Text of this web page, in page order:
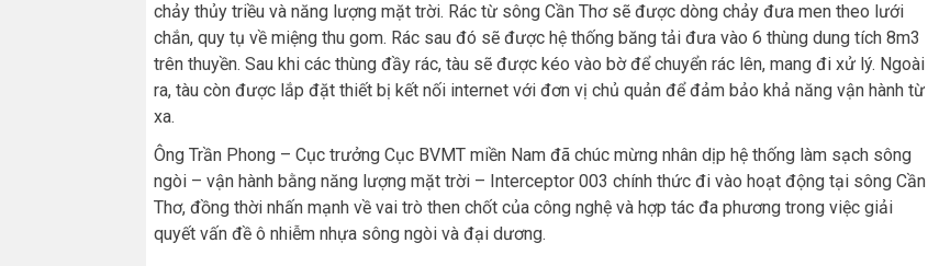
chảy thủy triều và năng lượng mặt trời. Rác từ sông Cần Thơ sẽ được dòng chảy đưa men theo lưới
chắn, quy tụ về miệng thu gom. Rác sau đó sẽ được hệ thống băng tải đưa vào 6 thùng dung tích 8m3
trên thuyền. Sau khi các thùng đầy rác, tàu sẽ được kéo vào bờ để chuyển rác lên, mang đi xử lý. Ngoài
ra, tàu còn được lắp đặt thiết bị kết nối internet với đơn vị chủ quản để đảm bảo khả năng vận hành từ
xa.
Ông Trần Phong – Cục trưởng Cục BVMT miền Nam đã chúc mừng nhân dịp hệ thống làm sạch sông
ngòi – vận hành bằng năng lượng mặt trời – Interceptor 003 chính thức đi vào hoạt động tại sông Cần
Thơ, đồng thời nhấn mạnh về vai trò then chốt của công nghệ và hợp tác đa phương trong việc giải
quyết vấn đề ô nhiễm nhựa sông ngòi và đại dương.